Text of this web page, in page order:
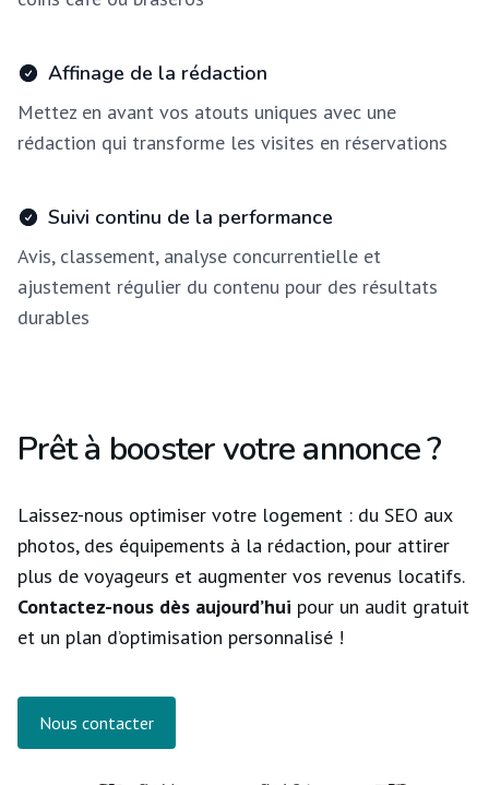
Affinage de la rédaction
Mettez en avant vos atouts uniques avec une
rédaction qui transforme les visites en réservations
Suivi continu de la performance
Avis, classement, analyse concurrentielle et
ajustement régulier du contenu pour des résultats
durables
Prêt à booster votre annonce ?
Laissez-nous optimiser votre logement : du SEO aux
photos, des équipements à la rédaction, pour attirer
plus de voyageurs et augmenter vos revenus locatifs.
Contactez-nous dès aujourd’hui pour un audit gratuit
et un plan d’optimisation personnalisé !
Nous contacter